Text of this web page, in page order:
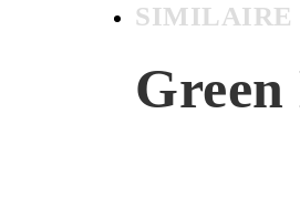
SIMILAIRE